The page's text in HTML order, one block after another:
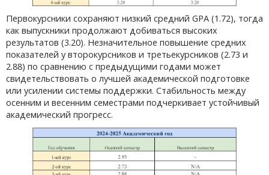
Первокурсники сохраняют низкий средний GPA (1.72), тогда
как выпускники продолжают добиваться высоких
результатов (3.20). Незначительное повышение средних
показателей у второкурсников и третьекурсников (2.73 и
2.88) по сравнению с предыдущими годами может
свидетельствовать о лучшей академической подготовке
или усилении системы поддержки. Стабильность между
осенним и весенним семестрами подчеркивает устойчивый
академический прогресс.